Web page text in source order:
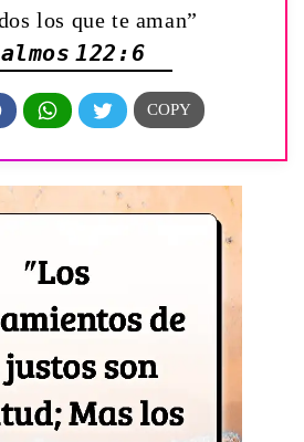
los que te aman”
122:6